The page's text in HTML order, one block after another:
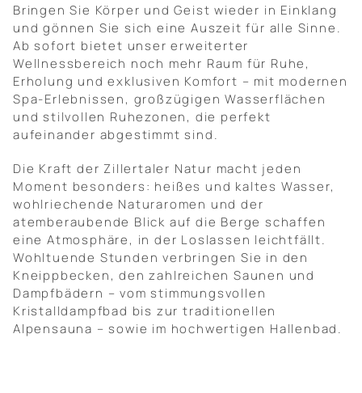
Bringen Sie Körper und Geist wieder in Einklang
und gönnen Sie sich eine Auszeit für alle Sinne.
Ab sofort bietet unser erweiterter
Wellnessbereich noch mehr Raum für Ruhe,
Erholung und exklusiven Komfort – mit modernen
Spa-Erlebnissen, großzügigen Wasserflächen
und stilvollen Ruhezonen, die perfekt
aufeinander abgestimmt sind.
Die Kraft der Zillertaler Natur macht jeden
Moment besonders: heißes und kaltes Wasser,
wohlriechende Naturaromen und der
atemberaubende Blick auf die Berge schaffen
eine Atmosphäre, in der Loslassen leichtfällt.
Wohltuende Stunden verbringen Sie in den
Kneippbecken, den zahlreichen Saunen und
Dampfbädern – vom stimmungsvollen
Kristalldampfbad bis zur traditionellen
Alpensauna – sowie im hochwertigen Hallenbad.